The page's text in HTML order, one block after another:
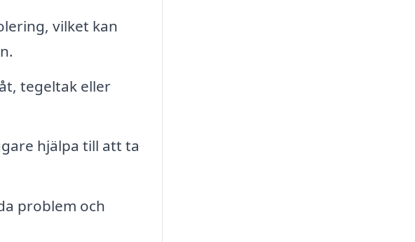
vilket kan
tegeltak eller
hjälpa till att ta
problem och